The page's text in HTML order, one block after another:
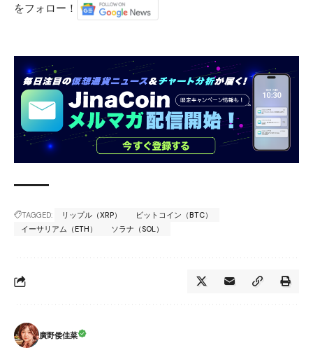
をフォロー！
TAGGED: リップル（XRP）
ビットコイン（BTC）
イーサリアム（ETH）
ソラナ（SOL）
廣野倭佳菜